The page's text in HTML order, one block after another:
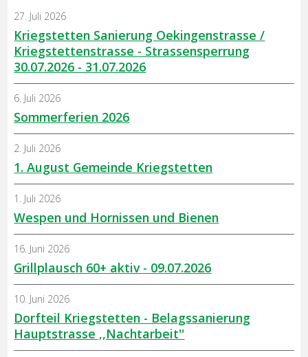
Kriegstetten Sanierung Oekingenstrasse /
Kriegstettenstrasse - Strassensperrung
30.07.2026 - 31.07.2026
27. Juli 2026
Sommerferien 2026
6. Juli 2026
1. August Gemeinde Kriegstetten
2. Juli 2026
Wespen und Hornissen und Bienen
1. Juli 2026
Grillplausch 60+ aktiv - 09.07.2026
16. Juni 2026
Dorfteil Kriegstetten - Belagssanierung
Hauptstrasse ,,Nachtarbeit''
10. Juni 2026